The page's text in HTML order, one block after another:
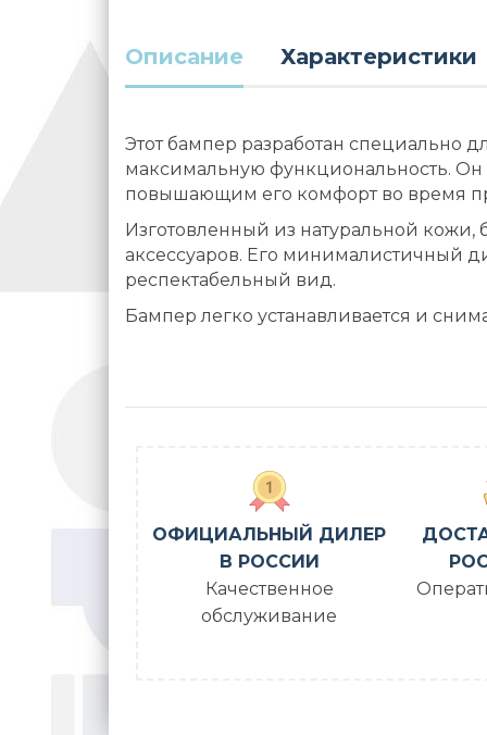
Описание Характеристики
Этот бампер разработан специально
максимальную функциональность.
повышающим его комфорт во время
Изготовленный из натуральной кожи,
аксессуаров. Его минималистичный
респектабельный вид.
Бампер легко устанавливается и
ОФИЦИАЛЬНЫЙ ДИЛЕР
В РОССИИ
Качественное
обслуживание